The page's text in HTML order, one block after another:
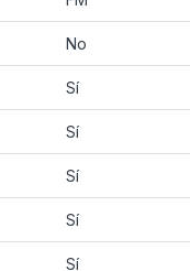
No
Sí
Sí
Sí
Sí
Sí